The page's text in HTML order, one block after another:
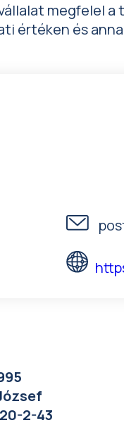
megfelel
értéken és
2-43